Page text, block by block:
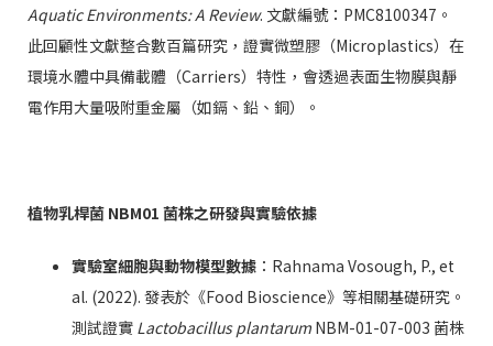
Aquatic Environments: A Review. 文獻編號：PMC8100347。
此回顧性文獻整合數百篇研究，證實微塑膠（Microplastics）在
環境水體中具備載體（Carriers）特性，會透過表面生物膜與靜
電作用大量吸附重金屬（如鎘、鉛、銅）。
植物乳桿菌 NBM01 菌株之研發與實驗依據
實驗室細胞與動物模型數據 ：Rahnama Vosough, P., et
al. (2022). 發表於《Food Bioscience》等相關基礎研究。
測試證實 Lactobacillus plantarum NBM-01-07-003 菌株